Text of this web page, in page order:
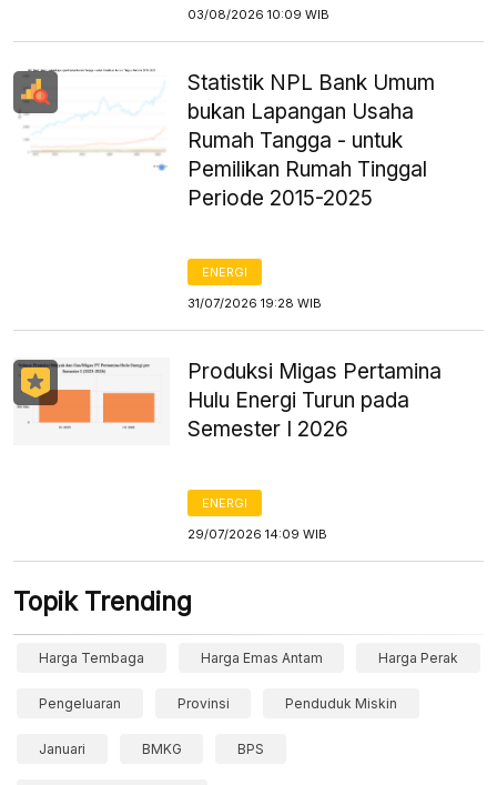
03/08/2026 10:09 WIB
Statistik NPL Bank Umum
bukan Lapangan Usaha
Rumah Tangga - untuk
Pemilikan Rumah Tinggal
Periode 2015-2025
ENERGI
31/07/2026 19:28 WIB
Produksi Migas Pertamina
Hulu Energi Turun pada
Semester I 2026
ENERGI
29/07/2026 14:09 WIB
Topik Trending
Harga Tembaga Harga Emas Antam Harga Perak
Pengeluaran Provinsi Penduduk Miskin
Januari BMKG BPS